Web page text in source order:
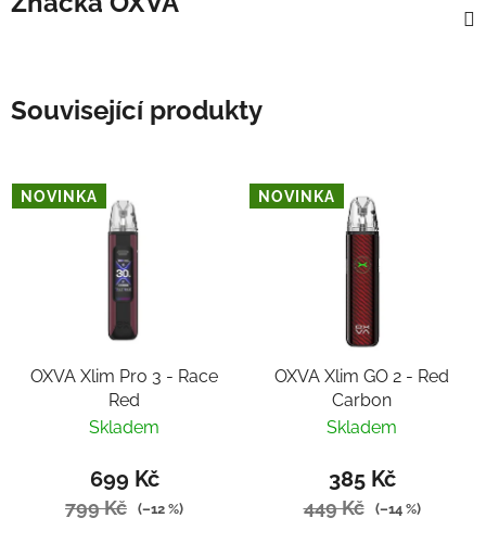
Související produkty
NOVINKA
OXVA Xlim Pro 3 - Race
Red
Skladem
699 Kč
799 Kč (–12 %)
NOVINKA
OXVA Xlim GO 2 - Red
Carbon
Skladem
385 Kč
449 Kč (–14 %)